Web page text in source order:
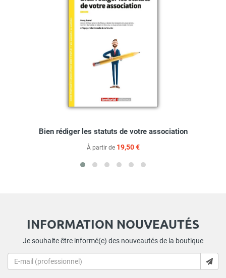
Bien rédiger les statuts de votre association
À partir de 19,50 €
INFORMATION NOUVEAUTÉS
Je souhaite être informé(e) des nouveautés de la boutique